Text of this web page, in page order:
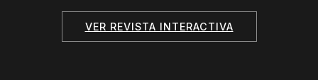
VER REVISTA INTERACTIVA